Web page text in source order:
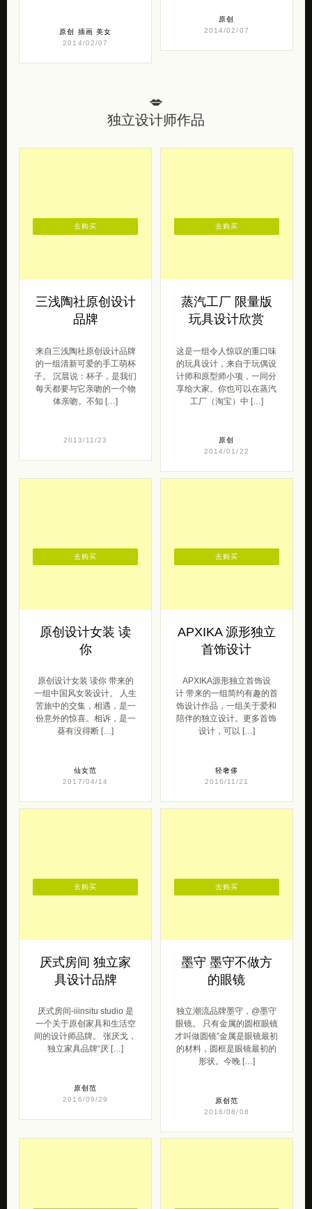
原创 插画 美女
2014/02/07
原创
2014/02/07
💋
独立设计师作品
三浅陶社原创设计
品牌
来自三浅陶社原创设计品牌
的一组清新可爱的手工萌杯
子。 沉晨说：杯子，是我们
每天都要与它亲吻的一个物
体亲吻。不知 […]
2013/11/23
去购买
蒸汽工厂 限量版
玩具设计欣赏
这是一组令人惊叹的重口味
的玩具设计，来自于玩偶设
计师和原型师小项，一同分
享给大家。你也可以在蒸汽
工厂（淘宝）中 […]
原创
2014/01/22
去购买
原创设计女装 读
你
原创设计女装 读你 带来的
一组中国风女装设计。 人生
苦旅中的交集，相遇，是一
份意外的惊喜。相诉，是一
葵有没得断 […]
仙女范
2017/04/14
去购买
APXIKA 源形独立
首饰设计
APXIKA源形独立首饰设
计 带来的一组简约有趣的首
饰设计作品，一组关于爱和
陪伴的独立设计。更多首饰
设计，可以 […]
轻奢侈
2016/11/21
去购买
厌式房间 独立家
具设计品牌
厌式房间-iiinsitu studio 是
一个关于原创家具和生活空
间的设计师品牌。 张厌戈，
独立家具品牌“厌 […]
原创范
2016/09/29
去购买
墨守 墨守不做方
的眼镜
独立潮流品牌墨守，@墨守
眼镜。 只有金属的圆框眼镜
才叫做圆镜”金属是眼镜最初
的材料，圆框是眼镜最初的
形状。今晚 […]
原创范
2016/08/08
去购买